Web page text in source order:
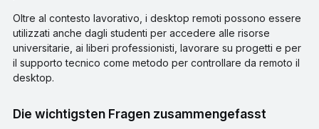
Oltre al contesto lavorativo, i desktop remoti possono essere
utilizzati anche dagli studenti per accedere alle risorse
universitarie, ai liberi professionisti, lavorare su progetti e per
il supporto tecnico come metodo per controllare da remoto il
desktop.
Die wichtigsten Fragen zusammengefasst